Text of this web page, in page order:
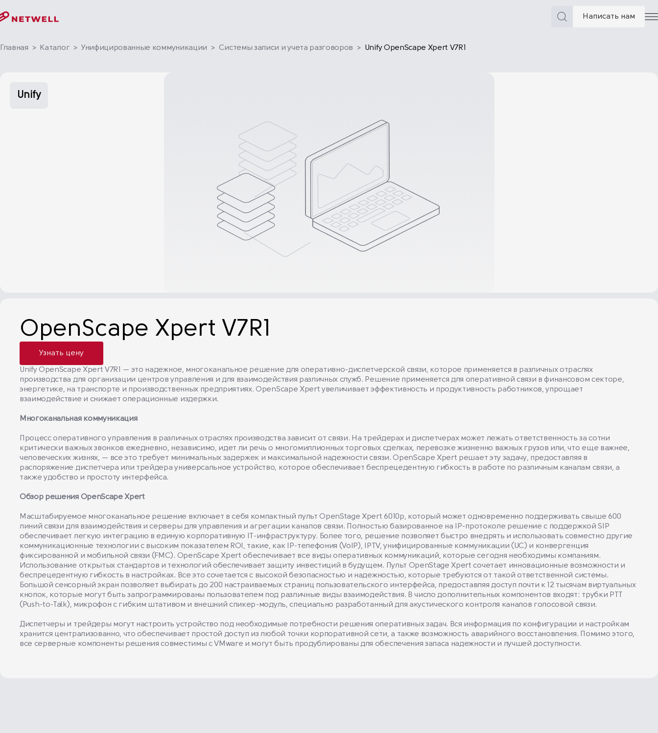
Написать нам
Главная > Каталог > Унифицированные коммуникации > Системы записи и учета разговоров > Unify OpenScape Xpert V7R1
Unify
OpenScape Xpert V7R1
Узнать цену
Unify OpenScape Xpert V7R1 — это надежное, многоканальное решение для оперативно-диспетчерской связи, которое применяется в различных отраслях
производства для организации центров управления и для взаимодействия различных служб. Решение применяется для оперативной связи в финансовом секторе,
энергетике, на транспорте и производственных предприятиях. OpenScape Xpert увеличивает эффективность и продуктивность работников, упрощает
взаимодействие и снижает операционные издержки.
Многоканальная коммуникация
Процесс оперативного управления в различных отраслях производства зависит от связи. На трейдерах и диспетчерах может лежать ответственность за сотни
критически важных звонков ежедневно, независимо, идет ли речь о многомиллионных торговых сделках, перевозке жизненно важных грузов или, что еще важнее,
человеческих жизнях, — все это требует минимальных задержек и максимальной надежности связи. OpenScape Xpert решает эту задачу, предоставляя в
распоряжение диспетчера или трейдера универсальное устройство, которое обеспечивает беспрецедентную гибкость в работе по различным каналам связи, а
также удобство и простоту интерфейса.
Обзор решения OpenScape Xpert
Масштабируемое многоканальное решение включает в себя компактный пульт OpenStage Xpert 6010p, который может одновременно поддерживать свыше 600
линий связи для взаимодействия и серверы для управления и агрегации каналов связи. Полностью базированное на IP-протоколе решение с поддержкой SIP
обеспечивает легкую интеграцию в единую корпоративную IT-инфраструктуру. Более того, решение позволяет быстро внедрять и использовать совместно другие
коммуникационные технологии с высоким показателем ROI, такие, как IP-телефония (VoIP), IPTV, унифицированные коммуникации (UC) и конвергенция
фиксированной и мобильной связи (FMC). OpenScape Xpert обеспечивает все виды оперативных коммуникаций, которые сегодня необходимы компаниям.
Использование открытых стандартов и технологий обеспечивает защиту инвестиций в будущем. Пульт OpenStage Xpert сочетает инновационные возможности и
беспрецедентную гибкость в настройках. Все это сочетается с высокой безопасностью и надежностью, которые требуются от такой ответственной системы.
Большой сенсорный экран позволяет выбирать до 200 настраиваемых страниц пользовательского интерфейса, предоставляя доступ почти к 12 тысячам виртуальных
кнопок, которые могут быть запрограммированы пользователем под различные виды взаимодействия. В число дополнительных компонентов входят: трубки PTT
(Push-to-Talk), микрофон с гибким штативом и внешний спикер-модуль, специально разработанный для акустического контроля каналов голосовой связи.
Диспетчеры и трейдеры могут настроить устройство под необходимые потребности решения оперативных задач. Вся информация по конфигурации и настройкам
хранится централизованно, что обеспечивает простой доступ из любой точки корпоративной сети, а также возможность аварийного восстановления. Помимо этого,
все серверные компоненты решения совместимы с VMware и могут быть продублированы для обеспечения запаса надежности и лучшей доступности.